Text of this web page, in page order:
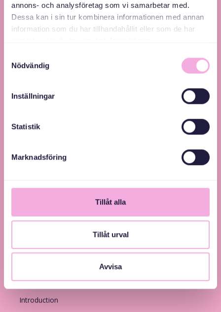
annons- och analysföretag som vi samarbetar med.
Dessa kan i sin tur kombinera informationen med annan
information som du har tillhandahållit eller som de har
Nödvändig
Inställningar
Statistik
Marknadsföring
Tillåt alla
Tillåt urval
Avvisa
Svenska med baby – Föräldraträffar för jämlikhet
Links
Introduction